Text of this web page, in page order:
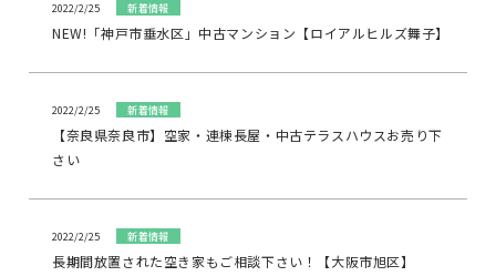
2022/2/25 新着情報
NEW!「神戸市垂水区」中古マンション【ロイアルヒルズ舞子】
2022/2/25 新着情報
【奈良県奈良市】空家・連棟長屋・中古テラスハウスお売り下
さい
2022/2/25 新着情報
長期間放置された空き家もご相談下さい！【大阪市旭区】